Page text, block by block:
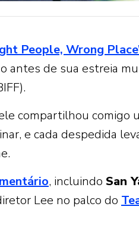
People, Wrong
antes de sua estreia
compartilhou comigo
e cada despedida
, incluindo San
Lee no palco do